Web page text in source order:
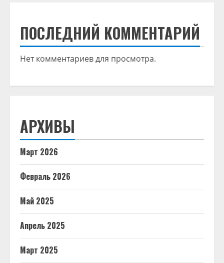
ПОСЛЕДНИЙ КОММЕНТАРИЙ
Нет комментариев для просмотра.
АРХИВЫ
Март 2026
Февраль 2026
Май 2025
Апрель 2025
Март 2025